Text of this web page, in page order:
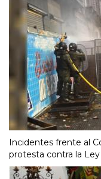
Incidentes frente al
protesta contra la